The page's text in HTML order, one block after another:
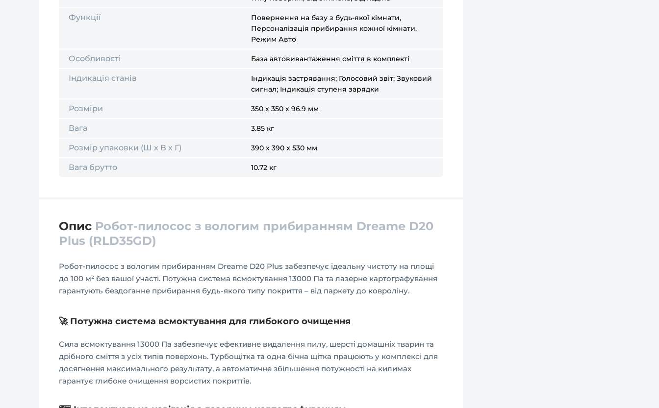
Функції
Повернення на базу з будь-якої кімнати,
Персоналізація прибирання кожної кімнати,
Режим Авто
Особливості База автовивантаження сміття в комплекті
Індикація станів
Індикація застрявання; Голосовий звіт; Звуковий
сигнал; Індикація ступеня зарядки
Розміри 350 х 350 х 96.9 мм
Вага 3.85 кг
Розмір упаковки (Ш х В х Г) 390 x 390 x 530 мм
Вага брутто 10.72 кг
Опис Робот-пилосос з вологим прибиранням Dreame D20
Plus (RLD35GD)
Робот-пилосос з вологим прибиранням Dreame D20 Plus забезпечує ідеальну чистоту на площі
до 100 м² без вашої участі. Потужна система всмоктування 13000 Па та лазерне картографування
гарантують бездоганне прибирання будь-якого типу покриття – від паркету до ковроліну.
🚀 Потужна система всмоктування для глибокого очищення
Сила всмоктування 13000 Па забезпечує ефективне видалення пилу, шерсті домашніх тварин та
дрібного сміття з усіх типів поверхонь. Турбощітка та одна бічна щітка працюють у комплексі для
досягнення максимального результату, а автоматичне збільшення потужності на килимах
гарантує глибоке очищення ворсистих покриттів.